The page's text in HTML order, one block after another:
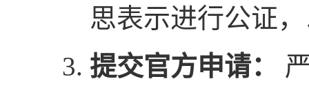
思表示进行公证
提交官方申请：